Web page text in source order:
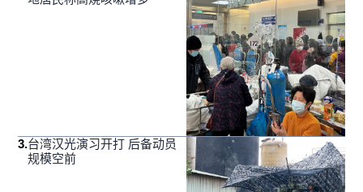
3.台湾汉光演习开打 后备动员
规模空前